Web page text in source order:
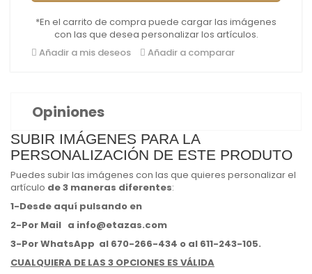
*En el carrito de compra puede cargar las imágenes
con las que desea personalizar los artículos.
Añadir a mis deseos
Añadir a comparar
Opiniones
SUBIR IMÁGENES PARA LA
PERSONALIZACIÓN DE ESTE PRODUTO
Puedes subir las imágenes con las que quieres personalizar el
artículo de 3 maneras diferentes:
1-Desde aquí pulsando en
2-Por Mail a info@etazas.com
3-Por WhatsApp al 670-266-434 o al 611-243-105.
CUALQUIERA DE LAS 3 OPCIONES ES VÁLIDA